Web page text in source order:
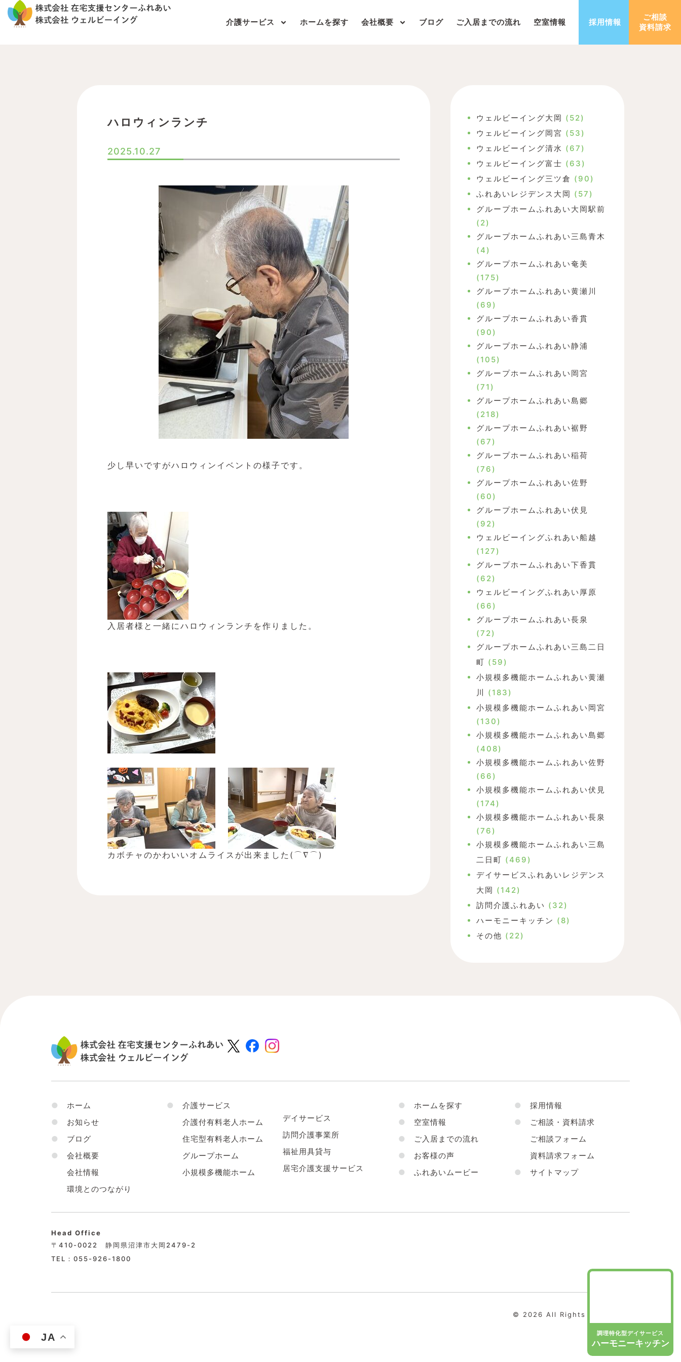
内
調理特化型デイサービス
ハーモニーキッチン
介護サービス ホームを探す 会社概要 ブログ ご入居までの流れ 空室情報 採用情報
ご相談
資料請求
ハロウィンランチ
2025.10.27
少し早いですがハロウィンイベントの様子です。
入居者様と一緒にハロウィンランチを作りました。
カボチャのかわいいオムライスが出来ました(⌒∇⌒)
ウェルビーイング大岡 (52)
ウェルビーイング岡宮 (53)
ウェルビーイング清水 (67)
ウェルビーイング富士 (63)
ウェルビーイング三ツ倉 (90)
ふれあいレジデンス大岡 (57)
グループホームふれあい大岡駅前
(2)
グループホームふれあい三島青木
(4)
グループホームふれあい奄美
(175)
グループホームふれあい黄瀬川
(69)
グループホームふれあい香貫
(90)
グループホームふれあい静浦
(105)
グループホームふれあい岡宮
(71)
グループホームふれあい島郷
(218)
グループホームふれあい裾野
(67)
グループホームふれあい稲荷
(76)
グループホームふれあい佐野
(60)
グループホームふれあい伏見
(92)
ウェルビーイングふれあい船越
(127)
グループホームふれあい下香貫
(62)
ウェルビーイングふれあい厚原
(66)
グループホームふれあい長泉
(72)
グループホームふれあい三島二日
町 (59)
小規模多機能ホームふれあい黄瀬
川 (183)
小規模多機能ホームふれあい岡宮
(130)
小規模多機能ホームふれあい島郷
(408)
小規模多機能ホームふれあい佐野
(66)
小規模多機能ホームふれあい伏見
(174)
小規模多機能ホームふれあい長泉
(76)
小規模多機能ホームふれあい三島
二日町 (469)
デイサービスふれあいレジデンス
大岡 (142)
訪問介護ふれあい (32)
ハーモニーキッチン (8)
その他 (22)
●
ホーム
●
お知らせ
●
ブログ
●
会社概要
会社情報
環境とのつながり
●
介護サービス
介護付有料老人ホーム
住宅型有料老人ホーム
グループホーム
小規模多機能ホーム
デイサービス
訪問介護事業所
福祉用具貸与
居宅介護支援サービス
●
ホームを探す
●
空室情報
●
ご入居までの流れ
●
お客様の声
●
ふれあいムービー
●
採用情報
●
ご相談・資料請求
ご相談フォーム
資料請求フォーム
●
サイトマップ
Head Office
〒410-0022 静岡県沼津市大岡2479-2
TEL：055-926-1800
© 2026 All Rights Reserved.
JA